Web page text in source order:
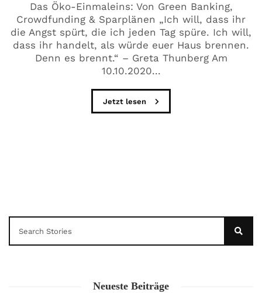
Das Öko-Einmaleins: Von Green Banking,
Crowdfunding & Sparplänen „Ich will, dass ihr
die Angst spürt, die ich jeden Tag spüre. Ich will,
dass ihr handelt, als würde euer Haus brennen.
Denn es brennt.“ – Greta Thunberg Am
10.10.2020...
Jetzt lesen
Neueste Beiträge